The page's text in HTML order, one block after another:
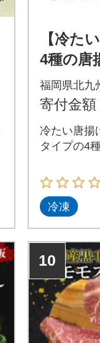
【冷た
4種の唐
ィセッ
福岡県北九
寄付金額
冷たい唐揚
タイプの4
冷凍
10